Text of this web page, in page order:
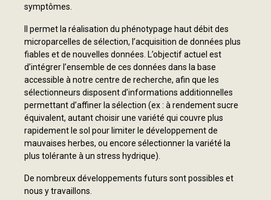
symptômes.
Il permet la réalisation du phénotypage haut débit des
microparcelles de sélection, l’acquisition de données plus
fiables et de nouvelles données. L’objectif actuel est
d’intégrer l’ensemble de ces données dans la base
accessible à notre centre de recherche, afin que les
sélectionneurs disposent d’informations additionnelles
permettant d’affiner la sélection (ex : à rendement sucre
équivalent, autant choisir une variété qui couvre plus
rapidement le sol pour limiter le développement de
mauvaises herbes, ou encore sélectionner la variété la
plus tolérante à un stress hydrique).
De nombreux développements futurs sont possibles et
nous y travaillons.